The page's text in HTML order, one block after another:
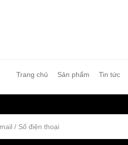
Trang chủ Sản phẩm Tin tức